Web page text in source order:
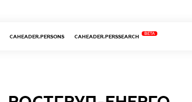
CAHEADER.PERSONS CAHEADER.PERSSEARCH
BETA